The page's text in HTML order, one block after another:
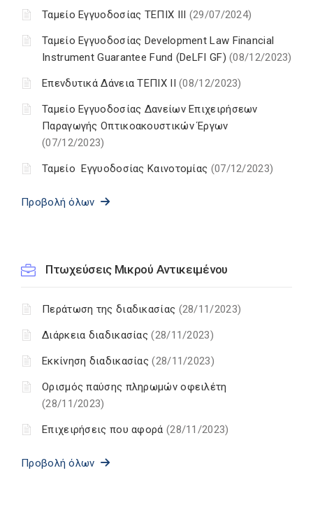
Ταμείο Εγγυοδοσίας ΤΕΠΙΧ ΙΙΙ (29/07/2024)
Ταμείο Εγγυοδοσίας Development Law Financial
Instrument Guarantee Fund (DeLFI GF)(08/12/2023)
Επενδυτικά Δάνεια ΤΕΠΙΧ ΙΙ(08/12/2023)
Ταμείο Εγγυοδοσίας Δανείων Επιχειρήσεων
Παραγωγής Οπτικοακουστικών Έργων
(07/12/2023)
Ταμείο Εγγυοδοσίας Καινοτομίας (07/12/2023)
Προβολή όλων
Πτωχεύσεις Μικρού Αντικειμένου
Περάτωση της διαδικασίας (28/11/2023)
Διάρκεια διαδικασίας(28/11/2023)
Εκκίνηση διαδικασίας(28/11/2023)
Ορισμός παύσης πληρωμών οφειλέτη
(28/11/2023)
Επιχειρήσεις που αφορά (28/11/2023)
Προβολή όλων